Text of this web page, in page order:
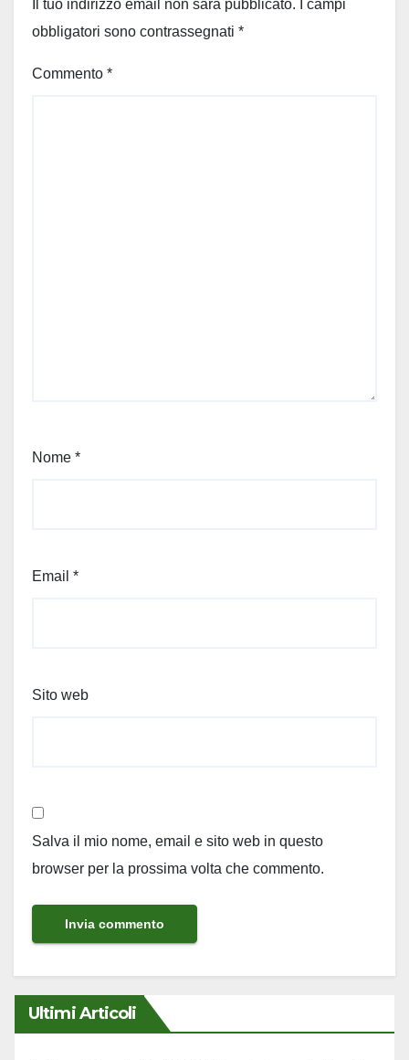
Il tuo indirizzo email non sarà pubblicato.
I campi
obbligatori sono contrassegnati *
Commento *
Nome *
Email *
Sito web
Salva il mio nome, email e sito web in questo
browser per la prossima volta che commento.
Ultimi Articoli